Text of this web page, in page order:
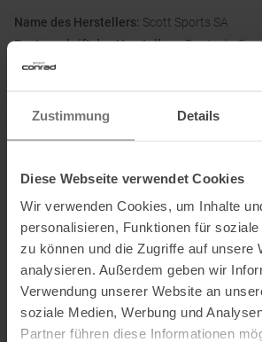
Zustimmung Details
Diese Webseite verwendet Cookies
Wir verwenden Cookies, um Inhalte
personalisieren, Funktionen für
zu können und die Zugriffe auf unsere
analysieren. Außerdem geben wir
Verwendung unserer Website an
soziale Medien, Werbung und
Partner führen diese Informationen
Name des Herstellers: Scott Sports SA
Postanschrift des Herstellers:Route du
Switzerland
sports.com/contact
Name des Einführers:
Aubange, Belgium
Elektronische Adresse des Einführers:
sports.com/contact
Ausgezeichnet mit